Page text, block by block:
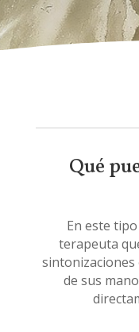
Qué
En este
terapeuta
sintonizaciones
de sus